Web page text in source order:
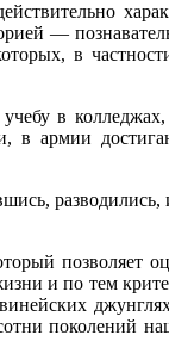
—
в
в
в армии
позволяет
и по тем
поколений